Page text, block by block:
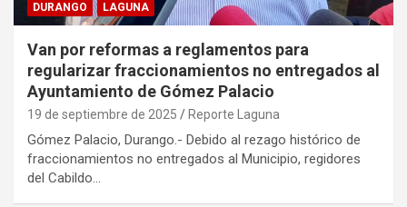
DURANGO LAGUNA
Van por reformas a reglamentos para
regularizar fraccionamientos no entregados al
Ayuntamiento de Gómez Palacio
19 de septiembre de 2025 Reporte Laguna
Gómez Palacio, Durango.- Debido al rezago histórico de
fraccionamientos no entregados al Municipio, regidores
del Cabildo…